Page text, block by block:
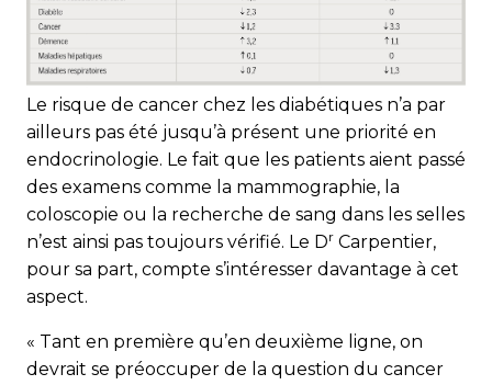
Le risque de cancer chez les diabétiques n’a par
ailleurs pas été jusqu’à présent une priorité en
endocrinologie. Le fait que les patients aient passé
des examens comme la mammographie, la
coloscopie ou la recherche de sang dans les selles
n’est ainsi pas toujours vérifié. Le Dr Carpentier,
pour sa part, compte s’intéresser davantage à cet
aspect.
« Tant en première qu’en deuxième ligne, on
devrait se préoccuper de la question du cancer